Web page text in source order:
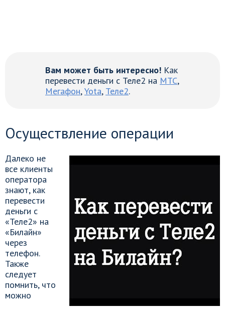
Вам может быть интересно! Как
перевести деньги с Теле2 на МТС,
Мегафон,Yota, Теле2.
Осуществление операции
Далеко не
все клиенты
оператора
знают, как
перевести
деньги с
«Теле2» на
«Билайн»
через
телефон.
Также
следует
помнить, что
можно